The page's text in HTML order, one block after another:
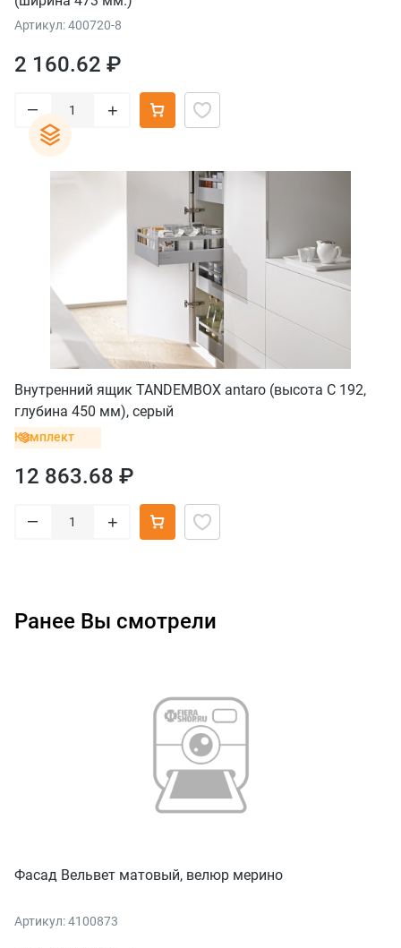
Артикул: 400720-8
2 160.62 ₽
– +
Внутренний ящик TANDEMBOX antaro (высота С 192,
глубина 450 мм), серый
Комплект
12 863.68 ₽
– +
Ранее Вы смотрели
Фасад Вельвет матовый, велюр мерино
Артикул: 4100873